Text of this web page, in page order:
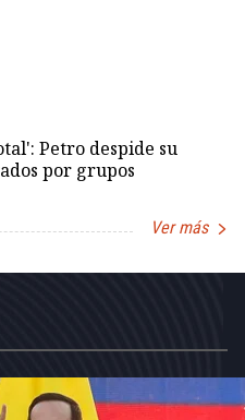
Petro despide su
por grupos
Ver más